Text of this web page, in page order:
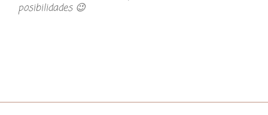
posibilidades 😉